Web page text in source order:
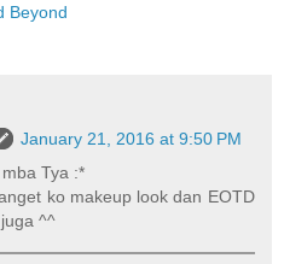
Beyond
January 21, 2016 at 9:50 PM
Tya :*
ko makeup look dan EOTD
^^